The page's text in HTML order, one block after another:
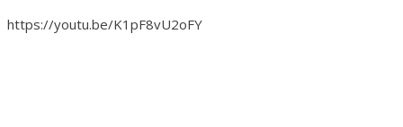
https://youtu.be/K1pF8vU2oFY